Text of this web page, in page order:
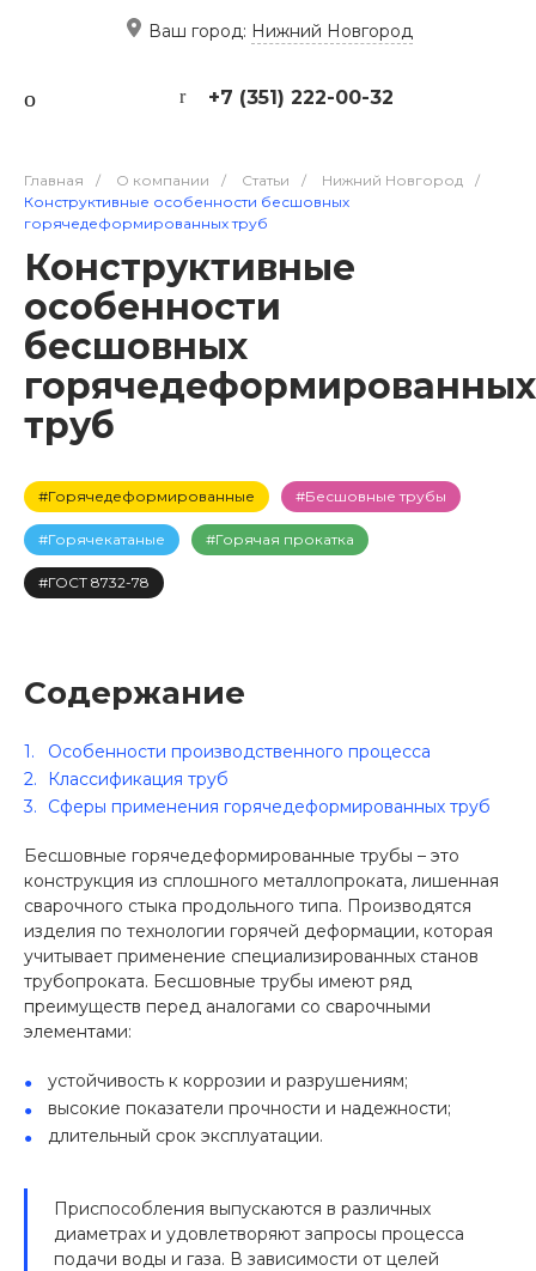
Ваш город: Нижний Новгород
+7 (351) 222-00-32
Главная / О компании / Статьи / Нижний Новгород
/
Конструктивные особенности бесшовных
горячедеформированных труб
Конструктивные
особенности
бесшовных
горячедеформированных
труб
#Горячедеформированные #Бесшовные трубы
#Горячекатаные #Горячая прокатка
#ГОСТ 8732-78
Содержание
Особенности производственного процесса
Классификация труб
Сферы применения горячедеформированных труб
Бесшовные горячедеформированные трубы – это
конструкция из сплошного металлопроката, лишенная
сварочного стыка продольного типа. Производятся
изделия по технологии горячей деформации, которая
учитывает применение специализированных станов
трубопроката. Бесшовные трубы имеют ряд
преимуществ перед аналогами со сварочными
элементами:
устойчивость к коррозии и разрушениям;
высокие показатели прочности и надежности;
длительный срок эксплуатации.
Приспособления выпускаются в различных
диаметрах и удовлетворяют запросы процесса
подачи воды и газа. В зависимости от целей